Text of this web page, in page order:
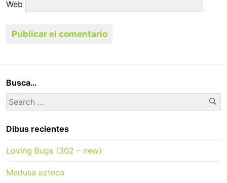
Web
Busca…
Search
for:
Dibus recientes
Loving Bugs (302 – new)
Medusa azteca